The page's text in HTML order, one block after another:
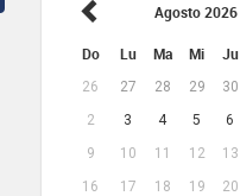
Agosto 2026
Do Lu Ma Mi Ju
26 27 28 29 30
2
3 4 5 6
9
10 11 12 13
16
17 18 19 20